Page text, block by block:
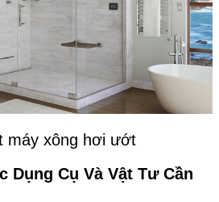
máy xông hơi ướt
Dụng Cụ Và Vật Tư Cần